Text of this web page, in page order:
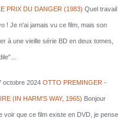
PRIX DU DANGER (1983) Quel travail
! Je n'ai jamais vu ce film, mais son
à une vieille série BD en deux tomes,
octobre 2024 OTTO PREMINGER -
(IN HARM'S WAY, 1965) Bonjour
voir que ce film existe en DVD, je pense